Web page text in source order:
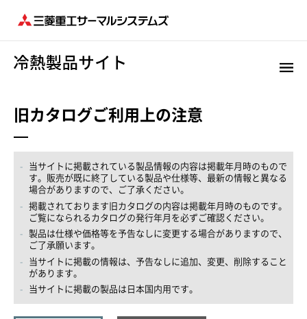
旧カタログご利用上の注意
当サイトに掲載されている製品情報の内容は掲載年月時のもので
す。販売が既に終了している製品や仕様等、最新の情報と異なる
場合がありますので、ご了承ください。
掲載されております旧カタログの内容は掲載年月時のものです。
ご覧になられるカタログの発行年月を必ずご確認ください。
製品は仕様や価格等を予告なしに変更する場合がありますので、
ご了承願います。
当サイトに掲載の情報は、予告なしに追加、変更、削除すること
があります。
当サイトに掲載の製品は日本国内用です。